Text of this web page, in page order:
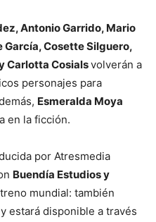
Antonio Garrido, Mario
García, Cosette Silguero,
Carlotta Cosialsvolverán a
personajes para
Esmeralda Moya
en la ficción.
por Atresmedia
Buendía Estudios y
mundial: también
estará disponible a través